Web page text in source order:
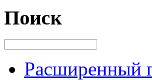
Поиск
Расширенный